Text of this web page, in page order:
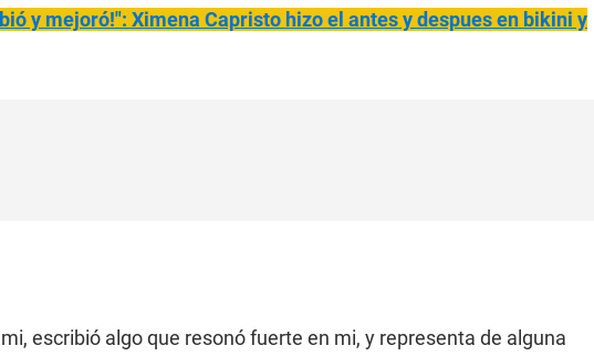
y mejoró!": Ximena Capristo hizo el antes y despues en bikini y
escribió algo que resonó fuerte en mi, y representa de alguna